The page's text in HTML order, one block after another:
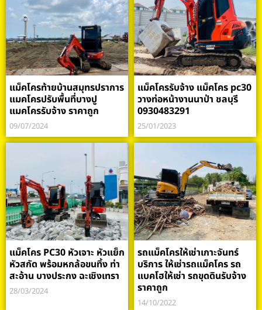
แม็คโครท้ายบ้านสมุทรปราการ
แมคโครปรับพื้นที่บางปู
แมคโครรับจ้าง ราคาถูก
09/07/2024
แม็คโครรับจ้าง แม็คโคร pc30
วางท่อหน้างานนาป่า ชลบุรี
0930483291
25/01/2023
แม็คโคร PC30 หัวเจาะ หัวแย็ก
หัวสกัด พร้อมหกล้อขนทิ้ง ท่า
สะอ้าน บางประกง ฉะเชิงเทรา
28/03/2024
รถแม็คโครให้เช่าเกาะจันทร์
บริการ ให้เช่ารถแม็คโคร รถ
แบคโฮให้เช่า รถขุดดินรับจ้าง
ราคาถูก
14/10/2022